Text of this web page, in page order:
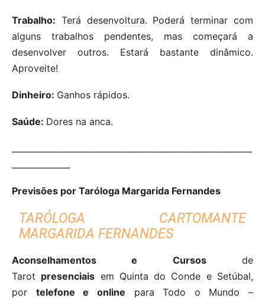
Trabalho: Terá desenvoltura. Poderá terminar com
alguns trabalhos pendentes, mas começará a
desenvolver outros. Estará bastante dinâmico.
Aproveite!
Dinheiro: Ganhos rápidos.
Saúde: Dores na anca.
Previsões por Taróloga Margarida Fernandes
TARÓLOGA CARTOMANTE
MARGARIDA FERNANDES
Aconselhamentos e Cursosde
Tarot presenciais em Quinta do Conde e Setúbal,
por telefone e online para Todo o Mundo –